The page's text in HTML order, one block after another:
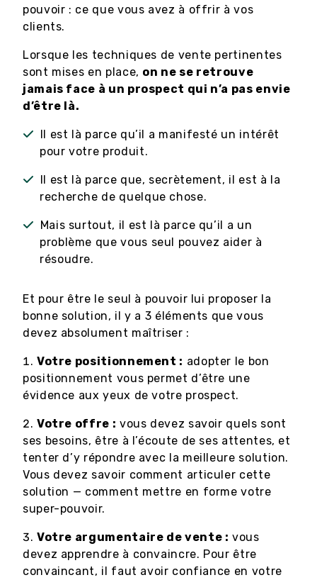
pouvoir : ce que vous avez à offrir à vos
clients.
Lorsque les techniques de vente pertinentes
sont mises en place, on ne se retrouve
jamais face à un prospect qui n’a pas envie
d’être là.
Il est là parce qu’il a manifesté un intérêt
pour votre produit.
Il est là parce que, secrètement, il est à la
recherche de quelque chose.
Mais surtout, il est là parce qu’il a un
problème que vous seul pouvez aider à
résoudre.
Et pour être le seul à pouvoir lui proposer la
bonne solution, il y a 3 éléments que vous
devez absolument maîtriser :
Votre positionnement : adopter le bon
positionnement vous permet d’être une
évidence aux yeux de votre prospect.
Votre offre : vous devez savoir quels sont
ses besoins, être à l’écoute de ses attentes, et
tenter d’y répondre avec la meilleure solution.
Vous devez savoir comment articuler cette
solution — comment mettre en forme votre
super-pouvoir.
Votre argumentaire de vente : vous
devez apprendre à convaincre. Pour être
convaincant, il faut avoir confiance en votre